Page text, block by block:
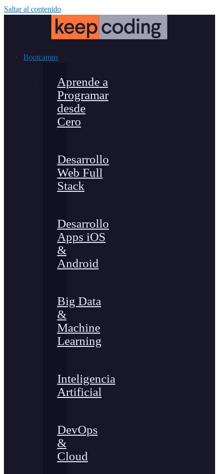
Saltar al contenido
Bootcamps
Aprende a
Programar
desde
Cero
Desarrollo
Web Full
Stack
Desarrollo
Apps iOS
&
Android
Big Data
&
Machine
Learning
Inteligencia
Artificial
DevOps
&
Cloud